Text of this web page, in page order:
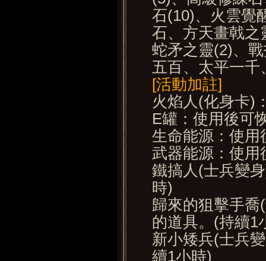
石(10)、火雲覺
石、方天畫戟之
蛇矛之靈(2)、
五百、太平一千
[活動加註]
火焰人(化身卡)
E罐：使用後可
生命能源：使用
武器能源：使用
鐵搞人(士兵變
時)
歸來的狙擊手
的道具。(持續1
新小矮兵(士兵
續1小時)